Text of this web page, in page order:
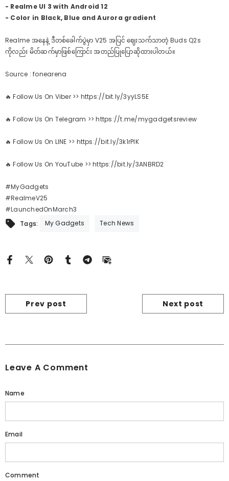
- Realme UI 3 with Android 12
- Color in Black, Blue and Aurora gradient
Realme အနေနဲ့ ဒီတစ်ခေါက်ပွဲမှာ V25 အပြင် ဈေးသက်သာတဲ့ Buds Q2s
ကိုလည်း မိတ်ဆက်မှာဖြစ်ကြောင်း အတည်ပြုပြောဆိုထားပါတယ်။
Source : fonearena
🔥 Follow Us On Viber >> https://bit.ly/3yyLS5E
🔥 Follow Us On Telegram >> https://t.me/mygadgetsreview
🔥 Follow Us On LINE >> https://bit.ly/3k1rPIK
🔥 Follow Us On YouTube >> https://bit.ly/3ANBRD2
#MyGadgets
#RealmeV25
#LaunchedOnMarch3
Tags:
My Gadgets Tech News
Prev post Next post
Leave A Comment
Name
Email
Comment